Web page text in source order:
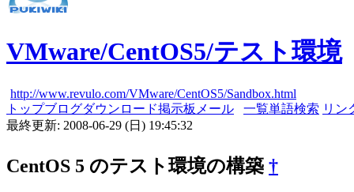
VMware/CentOS5/テスト環境
http://www.revulo.com/VMware/CentOS5/Sandbox.html
トップブログダウンロード掲示板 メール 一覧単語検索 リン
最終更新: 2008-06-29 (日) 19:45:32
CentOS 5 のテスト環境の構築 †